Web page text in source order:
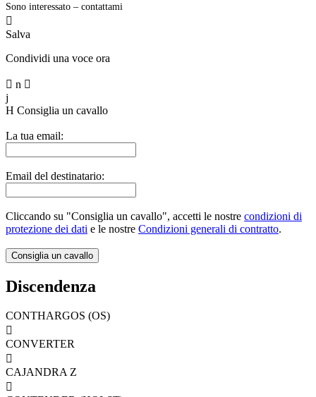
Sono interessato – contattami

Salva
Condividi una voce ora
 n 
j
H Consiglia un cavallo
La tua email:
Email del destinatario:
Cliccando su "Consiglia un cavallo", accetti le nostre condizioni di
protezione dei dati e le nostre Condizioni generali di contratto.
Discendenza
CONTHARGOS (OS)

CONVERTER

CAJANDRA Z
